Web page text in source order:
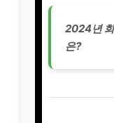
2024년
은?